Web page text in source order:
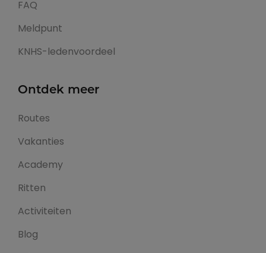
FAQ
Meldpunt
KNHS-ledenvoordeel
Ontdek meer
Routes
Vakanties
Academy
Ritten
Activiteiten
Blog